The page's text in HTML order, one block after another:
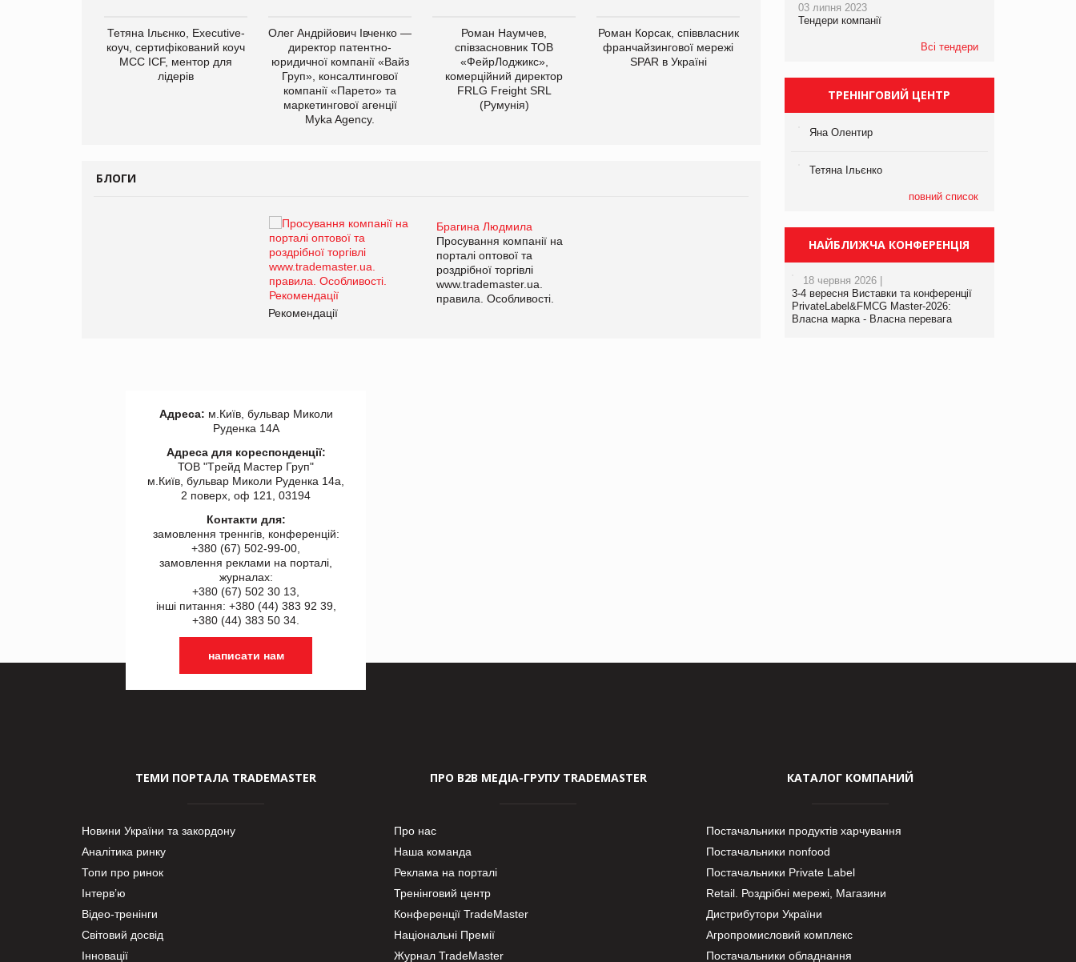
Тетяна Ільєнко, Executive-
коуч, сертифікований коуч
МСС ICF, ментор для
лідерів
Олег Андрійович Івченко —
директор патентно-
юридичної компанії «Вайз
Груп», консалтингової
компанії «Парето» та
маркетингової агенції
Myka Agency.
Роман Наумчев,
співзасновник ТОВ
«ФейрЛоджикс»,
комерційний директор
FRLG Freight SRL
(Румунія)
Роман Корсак, співвласник
франчайзингової мережі
SPAR в Україні
виробництва
компанії «УкраМарин»
БЛОГИ
Брагина Людмила
Просування компанії на
порталі оптової та
роздрібної торгівлі
www.trademaster.ua.
правила. Особливості.
Рекомендації
Брагина Людмила
Просування компанії на
www.trademaster.ua.
правила. Особливості.
03 липня 2023
Тендери компанії
Всі тендери
ТРЕНІНГОВИЙ ЦЕНТР
Яна Олентир
Тетяна Ільєнко
повний список
НАЙБЛИЖЧА КОНФЕРЕНЦІЯ
18 червня 2026 |
3-4 вересня Виставки та конференції
PrivateLabel&FMCG Master-2026:
Власна марка - Власна перевага
Адреса: м.Київ, бульвар Миколи
Руденка 14А
Адреса для кореспонденції:
ТОВ "Tрейд Мастер Груп"
м.Київ, бульвар Миколи Руденка 14а,
2 поверх, оф 121, 03194
Контакти для:
замовлення треннгів, конференцій:
+380 (67) 502-99-00,
замовлення реклами на порталі,
журналах:
+380 (67) 502 30 13,
інші питання: +380 (44) 383 92 39,
+380 (44) 383 50 34.
написати нам
ТЕМИ ПОРТАЛА TRADEMASTER
Новини України та закордону
Аналітика ринку
Топи про ринок
Інтерв’ю
Відео-тренінги
Світовий досвід
Інновації
ПРО В2В МЕДІА-ГРУПУ TRADEMASTER
Про нас
Наша команда
Реклама на порталі
Тренінговий центр
Конференції TradeMaster
Національні Премії
Журнал TradeMaster
КАТАЛОГ КОМПАНИЙ
Постачальники продуктів харчування
Постачальники nonfood
Постачальники Private Label
Retail. Роздрібні мережі, Магазини
Дистрибутори України
Агропромисловий комплекс
Постачальники обладнання